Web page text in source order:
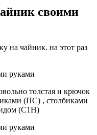
своими
на чайник. на этот раз
толстая и крючок
(ПС) , столбиками
(С1Н)